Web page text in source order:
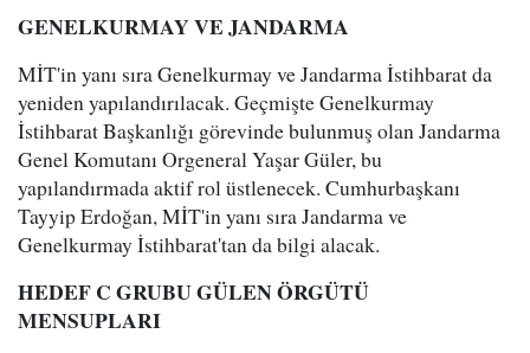
GENELKURMAY VE JANDARMA
MİT'in yanı sıra Genelkurmay ve Jandarma İstihbarat da
yeniden yapılandırılacak. Geçmişte Genelkurmay
İstihbarat Başkanlığı görevinde bulunmuş olan Jandarma
Genel Komutanı Orgeneral Yaşar Güler, bu
yapılandırmada aktif rol üstlenecek. Cumhurbaşkanı
Tayyip Erdoğan, MİT'in yanı sıra Jandarma ve
Genelkurmay İstihbarat'tan da bilgi alacak.
HEDEF C GRUBU GÜLEN ÖRGÜTÜ
MENSUPLARI